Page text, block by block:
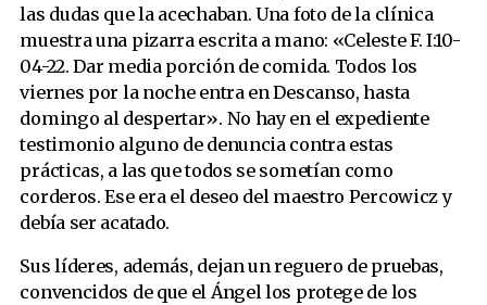
las dudas que la acechaban. Una foto de la clínica
muestra una pizarra escrita a mano: «Celeste F. I:10-
04-22. Dar media porción de comida. Todos los
viernes por la noche entra en Descanso, hasta
domingo al despertar». No hay en el expediente
testimonio alguno de denuncia contra estas
prácticas, a las que todos se sometían como
corderos. Ese era el deseo del maestro Percowicz y
debía ser acatado.
Sus líderes, además, dejan un reguero de pruebas,
convencidos de que el Ángel los protege de los